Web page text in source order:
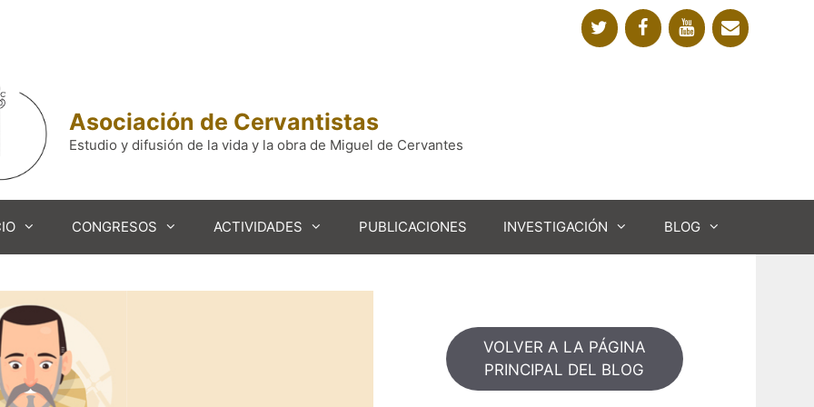
Asociación de Cervantistas
Estudio y difusión de la vida y la obra de Miguel de Cervantes
CONGRESOS ACTIVIDADES PUBLICACIONES INVESTIGACIÓN BLOG
VOLVER A LA PÁGINA
PRINCIPAL DEL BLOG